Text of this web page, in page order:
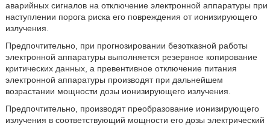
аварийных сигналов на отключение электронной аппаратуры при
наступлении порога риска его повреждения от ионизирующего
излучения.
Предпочтительно, при прогнозировании безотказной работы
электронной аппаратуры выполняется резервное копирование
критических данных, а превентивное отключение питания
электронной аппаратуры производят при дальнейшем
возрастании мощности дозы ионизирующего излучения.
Предпочтительно, производят преобразование ионизирующего
излучения в соответствующий мощности его дозы электрический